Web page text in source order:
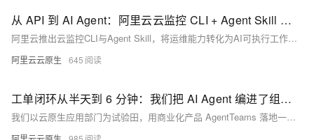
从 API 到 AI Agent：阿里云云监控 CLI + Agent Skill 实战
阿里云推出云监控CLI与Agent Skill，将运维能力转化为AI可执行工作流。用户通过自然语言指令，即可由Agent自动完成资源接入、告警管理及数据查询等任务，实现可控、可审计的智能化运维自动化。
阿里云云原生 645
工单闭环从半天到 6 分钟：我们把 AI Agent 编进了组织架构
我们以云原生应用部门为试验田，用商业化产品 AgentTeams 落地一支"数字员工小分队"，让它们承接日常研发、工单答疑、开源维护与运营等业务，把原本人肉串联的协作流程，做成 AI Native 的工作方式。